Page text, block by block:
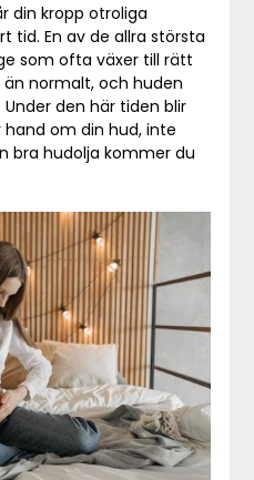
din kropp otroliga
tid. En av de allra största
som ofta växer till rätt
normalt, och huden
den här tiden blir
om din hud, inte
bra hudolja kommer du